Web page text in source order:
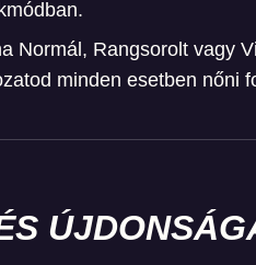
Normál, Rangsorolt vagy
minden esetben nőni